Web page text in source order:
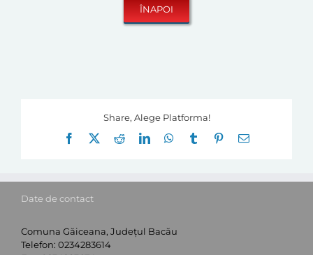
Share, Alege Platforma!
Facebook
RedditLinkedInWhatsApp
Tumblr Pinterest
E-
Date de contact
Comuna Găiceana, Județul Bacău
Telefon: 0234283614